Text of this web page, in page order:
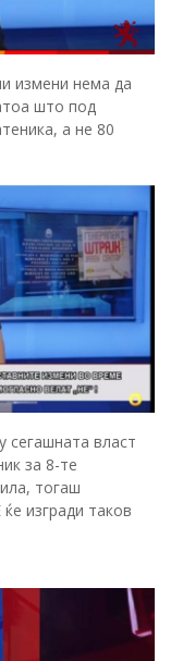
измени нема да
што под
а не 80
сегашната власт
за 8-те
тогаш
изгради таков